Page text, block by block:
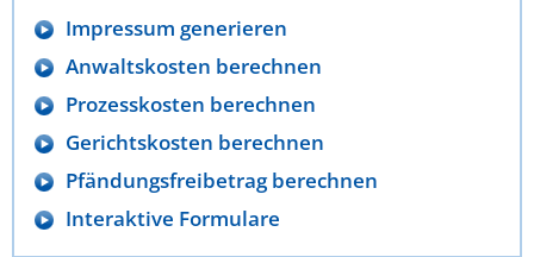
Impressum generieren
Anwaltskosten berechnen
Prozesskosten berechnen
Gerichtskosten berechnen
Pfändungsfreibetrag berechnen
Interaktive Formulare